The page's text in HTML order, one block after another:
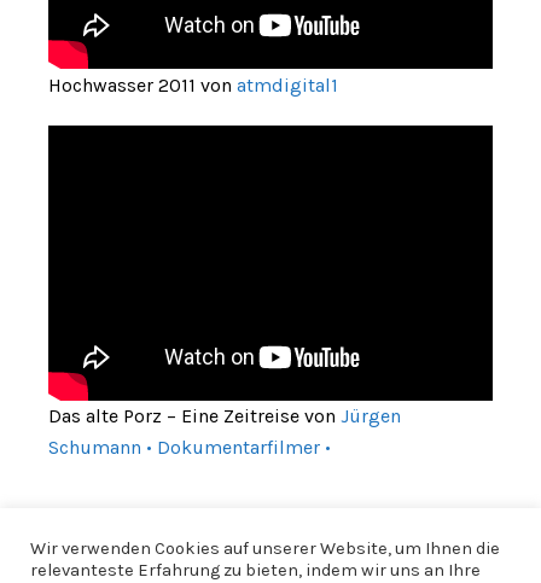
Hochwasser 2011 von atmdigital1
Das alte Porz – Eine Zeitreise von Jürgen
Schumann • Dokumentarfilmer •
Wir verwenden Cookies auf unserer Website, um Ihnen die
relevanteste Erfahrung zu bieten, indem wir uns an Ihre